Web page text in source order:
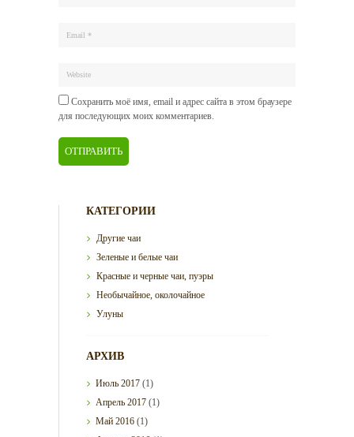
Сохранить моё имя, email и адрес сайта в этом браузере
для последующих моих комментариев.
КАТЕГОРИИ
Другие чаи
Зеленые и белые чаи
Красные и черные чаи, пуэры
Необычайное, околочайное
Улуны
АРХИВ
Июль2017 (1)
Апрель2017 (1)
Май2016 (1)